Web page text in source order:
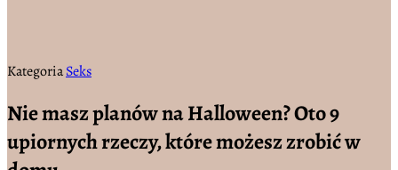
KategoriaSeks
Nie masz planów na Halloween? Oto 9
upiornych rzeczy, które możesz zrobić w